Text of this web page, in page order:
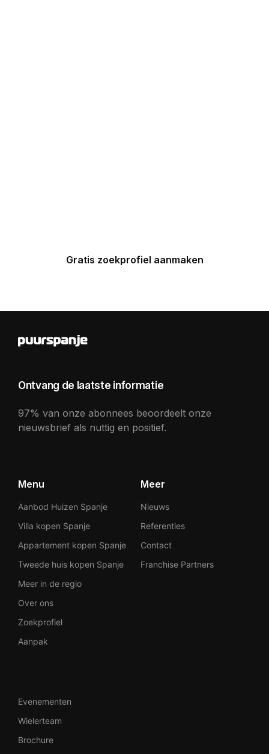
Gratis zoekprofiel aanmaken
Ontvang de laatste informatie
97% van onze abonnees beoordeelt onze
nieuwsbrief als nuttig en positief.
Menu
Aanbod Huizen Spanje
Villa kopen Spanje
Appartement kopen Spanje
Tweede huis kopen Spanje
Meer in de regio
Over ons
Zoekprofiel
Aanpak
Meer
Nieuws
Referenties
Contact
Franchise Partners
Evenementen
Wielerteam
Brochure